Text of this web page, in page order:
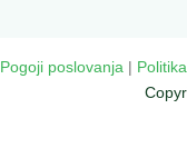
Pogoji poslovanja |